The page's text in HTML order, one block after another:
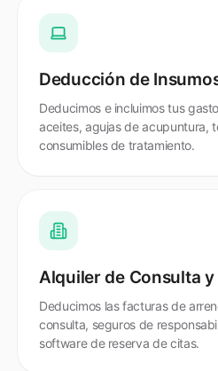
Deducción de
Deducimos e incluimos tus
aceites, agujas de acupuntura,
consumibles de tratamiento.
Alquiler de Consulta
Deducimos las facturas de
consulta, seguros de
software de reserva de citas.